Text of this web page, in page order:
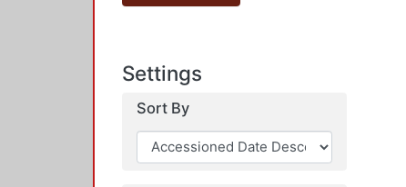
Settings
Sort By